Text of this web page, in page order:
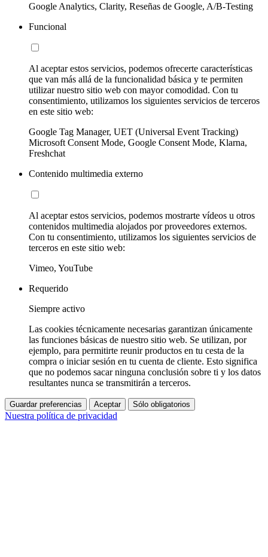
Google Analytics, Clarity, Reseñas de Google, A/B-Testing
Funcional
Al aceptar estos servicios, podemos ofrecerte características
que van más allá de la funcionalidad básica y te permiten
utilizar nuestro sitio web con mayor comodidad. Con tu
consentimiento, utilizamos los siguientes servicios de terceros
en este sitio web:
Google Tag Manager, UET (Universal Event Tracking)
Microsoft Consent Mode, Google Consent Mode, Klarna,
Freshchat
Contenido multimedia externo
Al aceptar estos servicios, podemos mostrarte vídeos u otros
contenidos multimedia alojados por proveedores externos.
Con tu consentimiento, utilizamos los siguientes servicios de
terceros en este sitio web:
Vimeo, YouTube
Requerido
Siempre activo
Las cookies técnicamente necesarias garantizan únicamente
las funciones básicas de nuestro sitio web. Se utilizan, por
ejemplo, para permitirte reunir productos en tu cesta de la
compra o iniciar sesión en tu cuenta de cliente. Esto significa
que no podemos sacar ninguna conclusión sobre ti y los datos
resultantes nunca se transmitirán a terceros.
Guardar preferencias Aceptar Sólo obligatorios
Nuestra política de privacidad